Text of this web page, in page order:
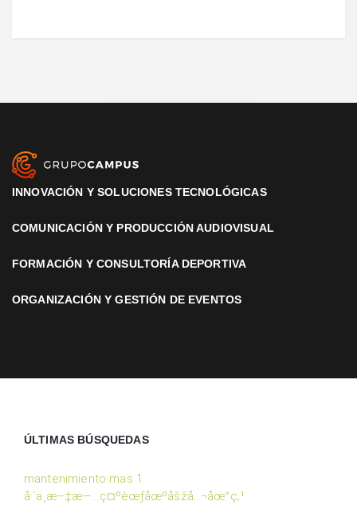
INNOVACIÓN Y SOLUCIONES TECNOLÓGICAS
COMUNICACIÓN Y PRODUCCIÓN AUDIOVISUAL
FORMACIÓN Y CONSULTORÍA DEPORTIVA
ORGANIZACIÓN Y GESTIÓN DE EVENTOS
ÚLTIMAS BÚSQUEDAS
mantenimiento mas 1
å·´ä¸­æ–‡æ—…ç¤ºèœƒåœºåšžå…¬åœ°ç‚¹